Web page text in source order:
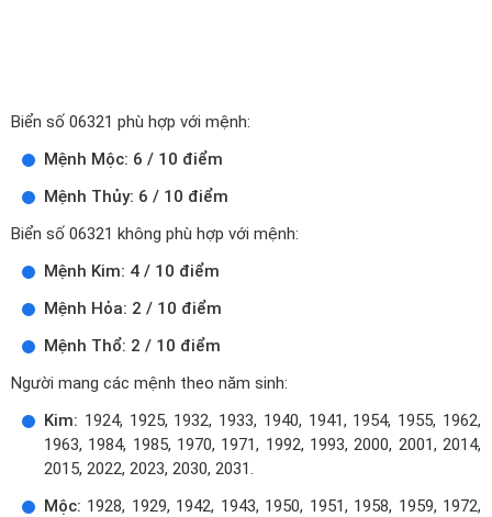
Biển số 06321 phù hợp với mệnh:
Mệnh Mộc: 6 / 10 điểm
Mệnh Thủy: 6 / 10 điểm
Biển số 06321 không phù hợp với mệnh:
Mệnh Kim: 4 / 10 điểm
Mệnh Hỏa: 2 / 10 điểm
Mệnh Thổ: 2 / 10 điểm
Người mang các mệnh theo năm sinh:
Kim: 1924, 1925, 1932, 1933, 1940, 1941, 1954, 1955, 1962,
1963, 1984, 1985, 1970, 1971, 1992, 1993, 2000, 2001, 2014,
2015, 2022, 2023, 2030, 2031.
Mộc: 1928, 1929, 1942, 1943, 1950, 1951, 1958, 1959, 1972,